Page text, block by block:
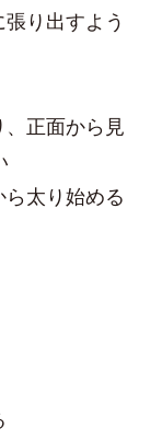
り出すよう
正面から見
太り始める